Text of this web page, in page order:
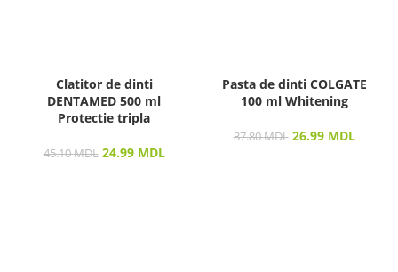
Clatitor de dinti
DENTAMED 500 ml
Protectie tripla
45.10MDL 24.99 MDL
Pasta de dinti COLGATE
100 ml Whitening
37.80MDL 26.99 MDL